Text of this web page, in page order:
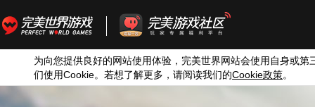
为向您提供良好的网站使用体验，完美世界网站会使用自身或第
们使用Cookie。若想了解更多，请阅读我们的Cookie政策。